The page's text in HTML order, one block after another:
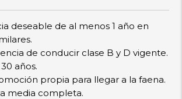
deseable de al menos 1 año en
de conducir clase B y D vigente.
años.
propia para llegar a la faena.
media completa.